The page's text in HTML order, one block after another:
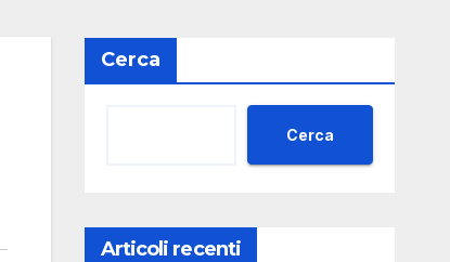
Cerca
Cerca
Articoli recenti